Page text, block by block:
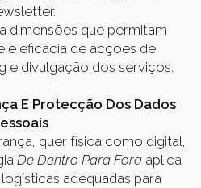
dimensões que permitam
e eficácia de acções de
e divulgação dos serviços.
E Protecção Dos Dados
quer física como digital,
De Dentro Para Fora aplica
adequadas para